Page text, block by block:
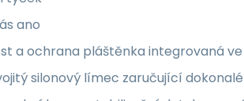
ano
a ochrana pláštěnka integrovaná
silonový límec zaručující